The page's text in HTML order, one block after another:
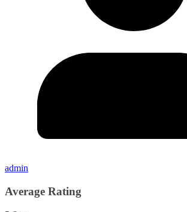
admin
Average Rating